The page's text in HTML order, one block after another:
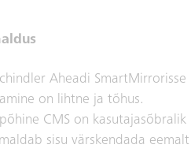
Aheadi SmartMirrorisse
on lihtne ja tõhus.
CMS on kasutajasõbralik
sisu värskendada eemalt